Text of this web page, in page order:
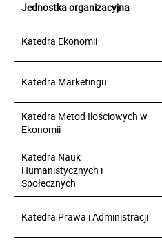
Jednostka organizacyjna
Katedra Ekonomii
Katedra Marketingu
Katedra Metod Ilościowych w
Ekonomii
Katedra Nauk
Humanistycznych i
Społecznych
Katedra Prawa i Administracji